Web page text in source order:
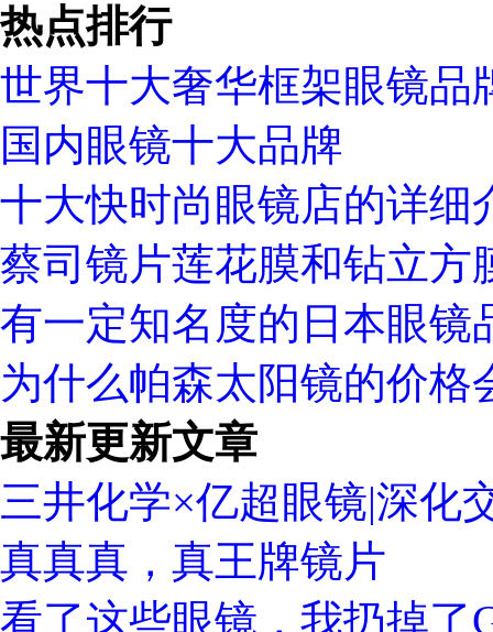
热点排行
世界十大奢华框架眼镜品
国内眼镜十大品牌
十大快时尚眼镜店的详细
蔡司镜片莲花膜和钻立方
有一定知名度的日本眼镜
为什么帕森太阳镜的价格
最新更新文章
三井化学×亿超眼镜|深化
真真真，真王牌镜片
看了这些眼镜，我扔掉了